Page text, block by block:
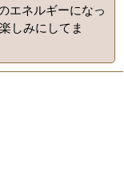
エネルギーになっ
しみにしてま